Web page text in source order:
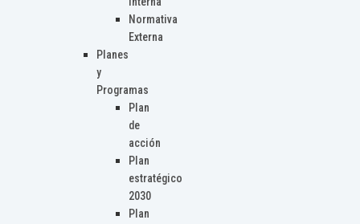
Normativa
Externa
Planes
y
Programas
Plan
de
acción
Plan
estratégico
2030
Plan